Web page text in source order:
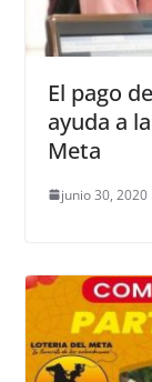
El pago
ayuda a
Meta
junio 30, 2020